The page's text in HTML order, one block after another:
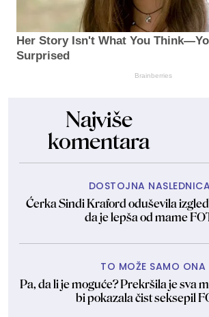
Her Story Isn't What You
Surprised
Brainberries
Najviše
komentara
DOSTOJNA
Ćerka Sindi Kraford oduševila
da je lepša od mame
TO MOŽE SAMO ONA
Pa, da li je moguće? Prekršila je sva
bi pokazala čist seksepil